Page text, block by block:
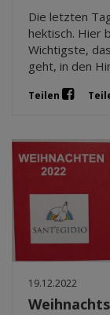
Die letzten
hektisch. Hier
Wichtigste,
geht, in den
Teilen
19.12.2022